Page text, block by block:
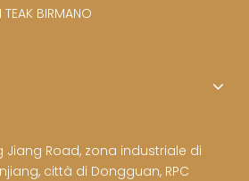
TEAK BIRMANO
Road, zona industriale di
città di Dongguan, RPC